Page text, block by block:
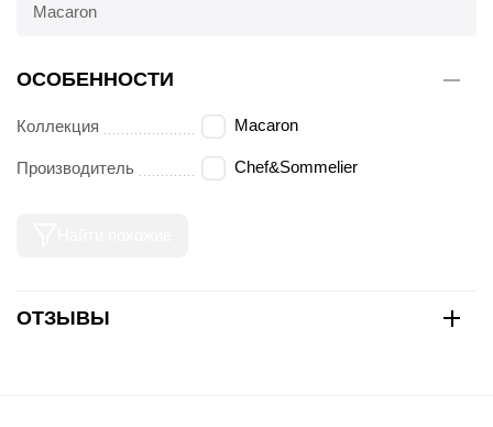
Macaron
ОСОБЕННОСТИ
Коллекция Macaron
Производитель Chef&Sommelier
ОТЗЫВЫ